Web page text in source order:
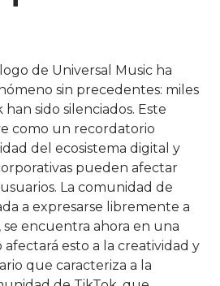
de Universal Music ha
sin precedentes: miles
sido silenciados. Este
como un recordatorio
del ecosistema digital y
pueden afectar
La comunidad de
a expresarse libremente a
se encuentra ahora en una
afectará esto a la creatividad y
que caracteriza a la